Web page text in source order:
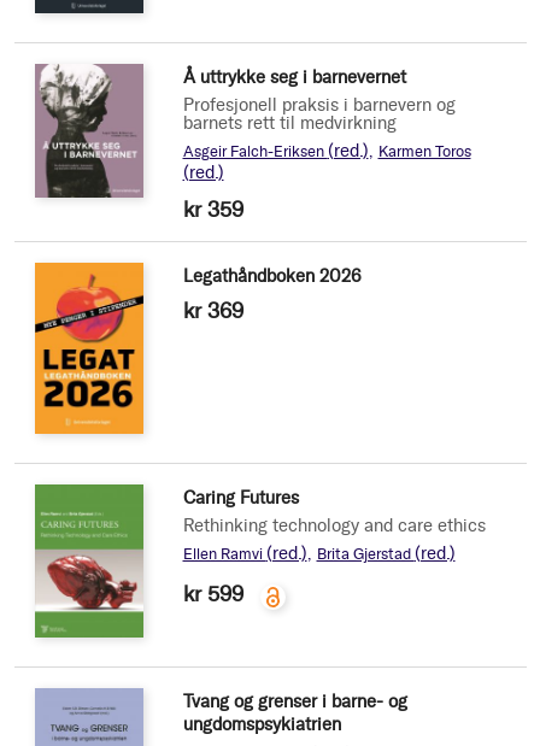
Å uttrykke seg i barnevernet
Profesjonell praksis i barnevern og
barnets rett til medvirkning
Asgeir Falch-Eriksen (red.) Karmen Toros
(red.)
kr 359
Legathåndboken 2026
kr 369
Caring Futures
Rethinking technology and care ethics
Ellen Ramvi (red.) Brita Gjerstad (red.)
kr 599
Tvang og grenser i barne- og
ungdomspsykiatrien